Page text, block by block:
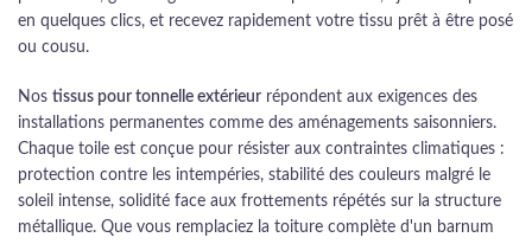
en quelques clics, et recevez rapidement votre tissu prêt à être posé
ou cousu.
Nos tissus pour tonnelle extérieur répondent aux exigences des
installations permanentes comme des aménagements saisonniers.
Chaque toile est conçue pour résister aux contraintes climatiques :
protection contre les intempéries, stabilité des couleurs malgré le
soleil intense, solidité face aux frottements répétés sur la structure
métallique. Que vous remplaciez la toiture complète d'un barnum